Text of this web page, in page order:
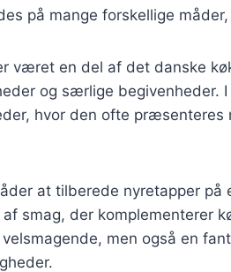
på mange forskellige
været en del af det danske
og særlige begivenheder.
hvor den ofte præsenteres
at tilberede nyretapper på
smag, der komplementerer
men også en